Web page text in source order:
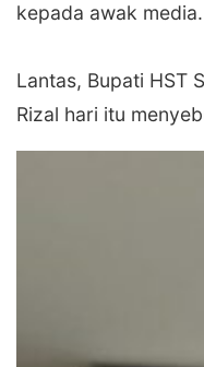
kepada awak media.
‎Lantas, Bupati HST
Rizal hari itu